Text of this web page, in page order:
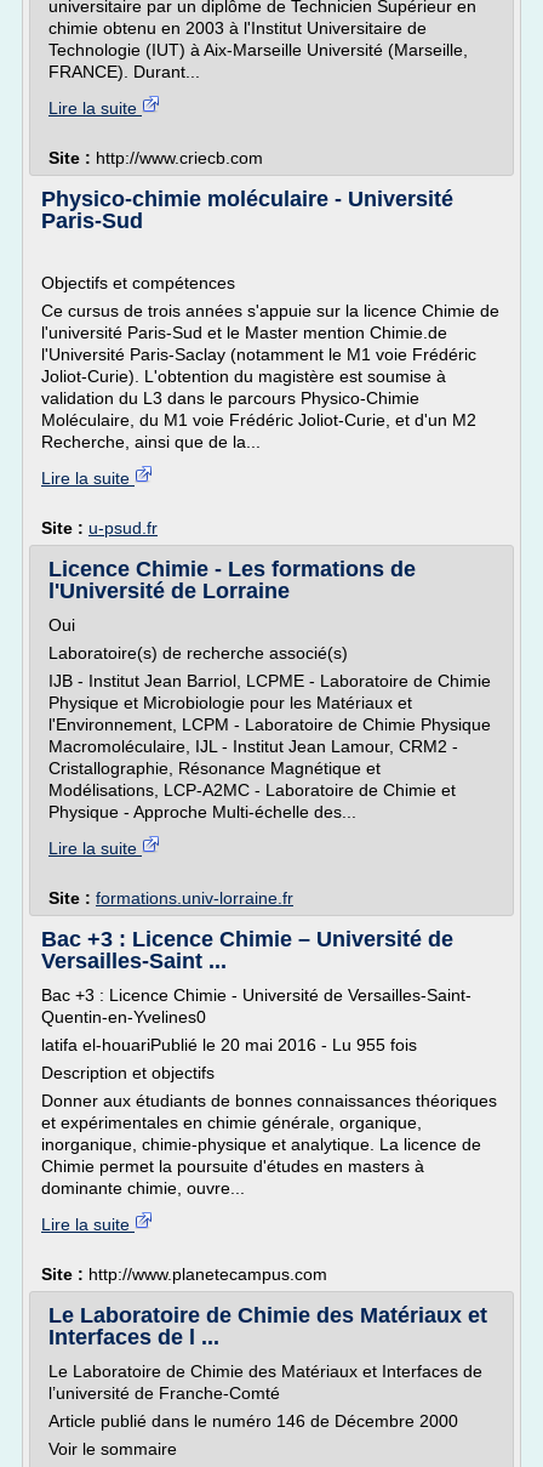
universitaire par un diplôme de Technicien Supérieur en
chimie obtenu en 2003 à l'Institut Universitaire de
Technologie (IUT) à Aix-Marseille Université (Marseille,
FRANCE). Durant...
Lire la suite
Site : http://www.criecb.com
Physico-chimie moléculaire - Université
Paris-Sud
Objectifs et compétences
Ce cursus de trois années s'appuie sur la licence Chimie de
l'université Paris-Sud et le Master mention Chimie.de
l'Université Paris-Saclay (notamment le M1 voie Frédéric
Joliot-Curie). L'obtention du magistère est soumise à
validation du L3 dans le parcours Physico-Chimie
Moléculaire, du M1 voie Frédéric Joliot-Curie, et d'un M2
Recherche, ainsi que de la...
Lire la suite
Site : u-psud.fr
Licence Chimie - Les formations de
l'Université de Lorraine
Oui
Laboratoire(s) de recherche associé(s)
IJB - Institut Jean Barriol, LCPME - Laboratoire de Chimie
Physique et Microbiologie pour les Matériaux et
l'Environnement, LCPM - Laboratoire de Chimie Physique
Macromoléculaire, IJL - Institut Jean Lamour, CRM2 -
Cristallographie, Résonance Magnétique et
Modélisations, LCP-A2MC - Laboratoire de Chimie et
Physique - Approche Multi-échelle des...
Lire la suite
Site : formations.univ-lorraine.fr
Bac +3 : Licence Chimie – Université de
Versailles-Saint ...
Bac +3 : Licence Chimie - Université de Versailles-Saint-
Quentin-en-Yvelines0
latifa el-houariPublié le 20 mai 2016 - Lu 955 fois
Description et objectifs
Donner aux étudiants de bonnes connaissances théoriques
et expérimentales en chimie générale, organique,
inorganique, chimie-physique et analytique. La licence de
Chimie permet la poursuite d'études en masters à
dominante chimie, ouvre...
Lire la suite
Site : http://www.planetecampus.com
Le Laboratoire de Chimie des Matériaux et
Interfaces de l ...
Le Laboratoire de Chimie des Matériaux et Interfaces de
l’université de Franche-Comté
Article publié dans le numéro 146 de Décembre 2000
Voir le sommaire